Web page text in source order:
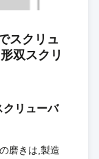
スクリュ
双スクリ
クリューバ
磨きは,製造